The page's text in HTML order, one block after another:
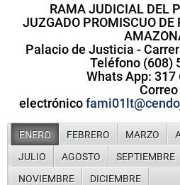
RAMA JUDICIAL DEL
JUZGADO PROMISCUO
Palacio de Justicia -
Teléfono (608)
Whats App: 317
Correo
electrónico
ENERO FEBRERO MARZO
JULIO
AGOSTO SEPTIEMBRE
NOVIEMBRE
DICIEMBRE